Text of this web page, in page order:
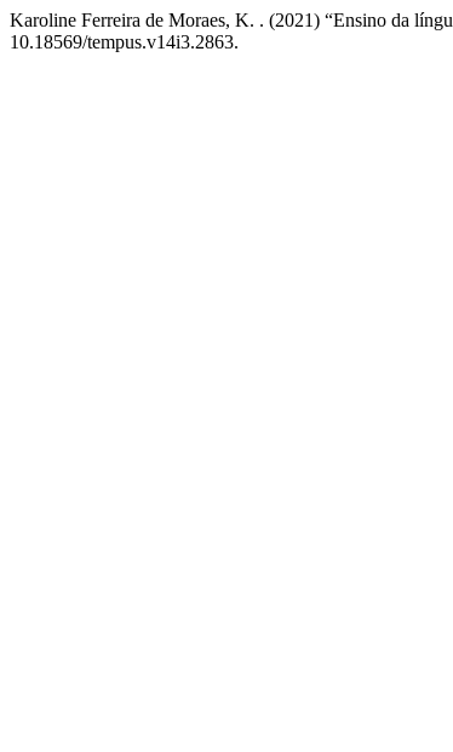
Karoline Ferreira de Moraes, K. . (2021) “Ensino da
10.18569/tempus.v14i3.2863.